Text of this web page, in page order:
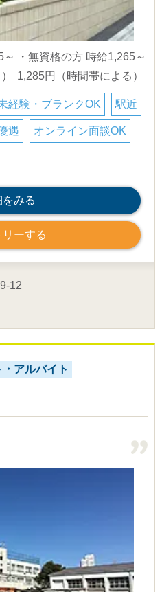
～
・無資格の方 時給1,265～
1,285円（時間帯による）
経験・ブランクOK 駅近
遇 オンライン面談OK
をみる
リーする
12
アルバイト